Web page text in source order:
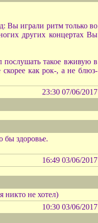
Вы играли ритм только во
других концертах Вы
послушать такое вживую в
как рок-, а не блюз-
23:30 07/06/2017
бы здоровье.
16:49 03/06/2017
никто не хотел)
10:30 03/06/2017